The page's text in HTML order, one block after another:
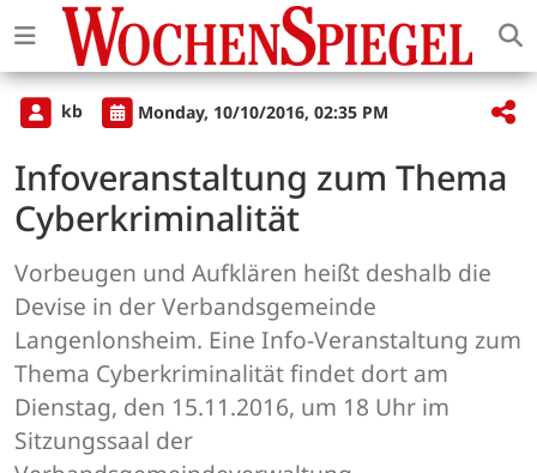
kb Monday, 10/10/2016, 02:35 PM
Infoveranstaltung zum Thema
Cyberkriminalität
Vorbeugen und Aufklären heißt deshalb die
Devise in der Verbandsgemeinde
Langenlonsheim. Eine Info-Veranstaltung zum
Thema Cyberkriminalität findet dort am
Dienstag, den 15.11.2016, um 18 Uhr im
Sitzungssaal der